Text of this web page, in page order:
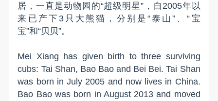
居，一直是动物园的“超级明星”，自2005年以
来已产下3只大熊猫，分别是“泰山”、“宝
宝”和“贝贝”。
Mei Xiang has given birth to three surviving
cubs: Tai Shan, Bao Bao and Bei Bei. Tai Shan
was born in July 2005 and now lives in China.
Bao Bao was born in August 2013 and moved